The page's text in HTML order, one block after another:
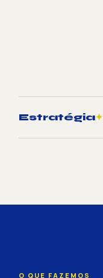
Estratégia✦
O QUE FAZEMOS